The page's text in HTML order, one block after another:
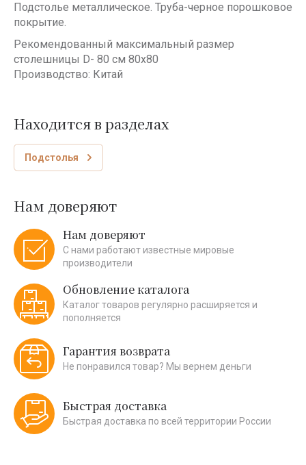
Подстолье металлическое. Труба-черное порошковое
покрытие.
Рекомендованный максимальный размер
столешницы D- 80 см 80х80
Производство: Китай
Находится в разделах
Подстолья
Нам доверяют
Нам доверяют
С нами работают известные мировые
производители
Обновление каталога
Каталог товаров регулярно расширяется и
пополняется
Гарантия возврата
Не понравился товар? Мы вернем деньги
Быстрая доставка
Быстрая доставка по всей территории России